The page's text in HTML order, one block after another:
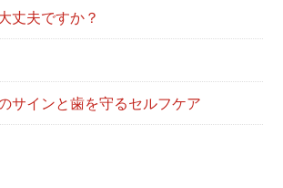
丈夫ですか？
サインと歯を守るセルフケア